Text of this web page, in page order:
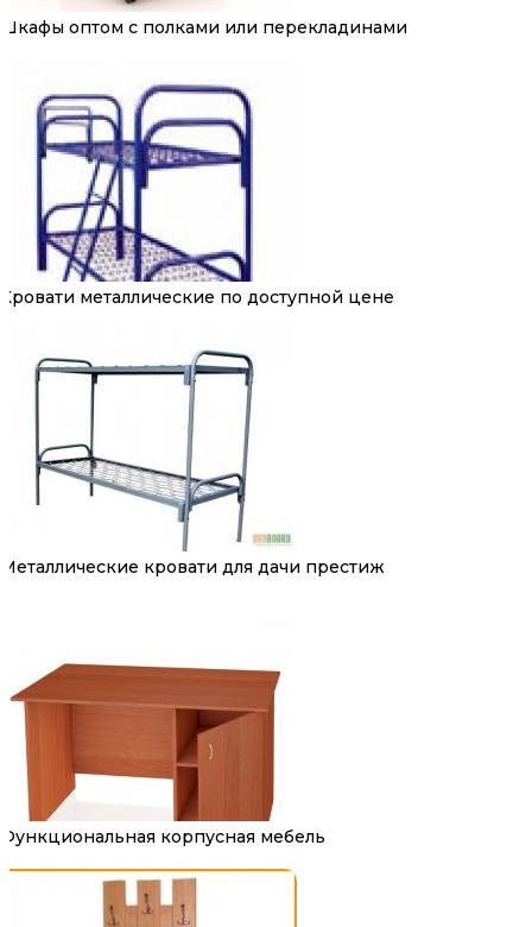
Шкафы оптом с полками или перекладинами
Кровати металлические по доступной цене
Металлические кровати для дачи престиж
Функциональная корпусная мебель